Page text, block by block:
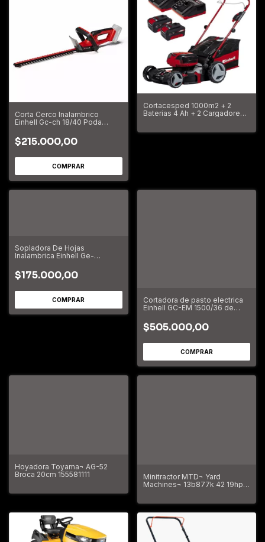
Corta Cerco Inalambrico
Einhell Gc-ch 18/40 Poda
$215.000,00
Cortacesped 1000m2 + 2
Baterias 4 Ah + 2 Cargadores
Sopladora De Hojas
Inalambrica Einhell Ge-
$175.000,00
Cortadora de pasto electrica
Einhell GC-EM 1500/36 de
$505.000,00
Hoyadora Toyama¬ AG-52
Broca 20cm 155581111
Minitractor MTD¬ Yard
Machines¬ 13b877k 42 19hp 7